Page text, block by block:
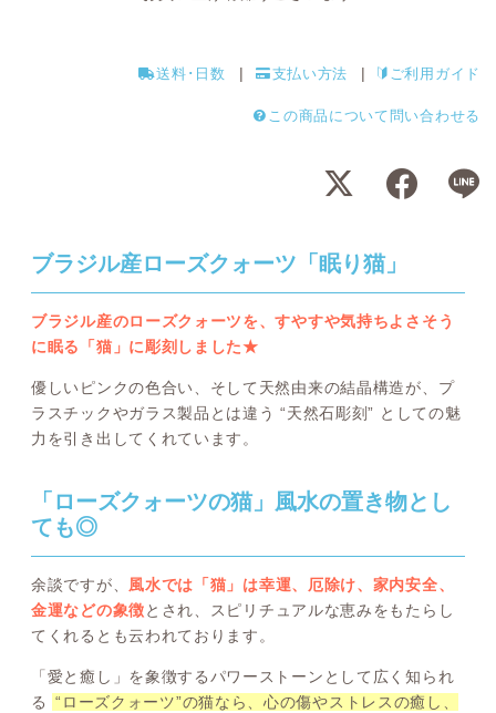
送料･日数 支払い方法 ご利用ガイド
この商品について問い合わせる
ブラジル産ローズクォーツ「眠り猫」
ブラジル産のローズクォーツを、すやすや気持ちよさそう
に眠る「猫」に彫刻しました★
優しいピンクの色合い、そして天然由来の結晶構造が、プ
ラスチックやガラス製品とは違う “天然石彫刻” としての魅
力を引き出してくれています。
「ローズクォーツの猫」風水の置き物とし
ても◎
余談ですが、 風水では「猫」は幸運、厄除け、家内安全、
金運などの象徴とされ、スピリチュアルな恵みをもたらし
てくれるとも云われております。
「愛と癒し」を象徴するパワーストーンとして広く知られ
る
“ローズクォーツ”の猫なら、心の傷やストレスの癒し、